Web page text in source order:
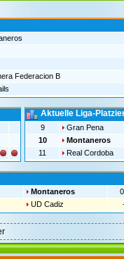
Federacion B
Aktuelle Liga-
9
Gran Pena
10
Montaneros
11
Real Cordoba
Montaneros
UD Cadiz